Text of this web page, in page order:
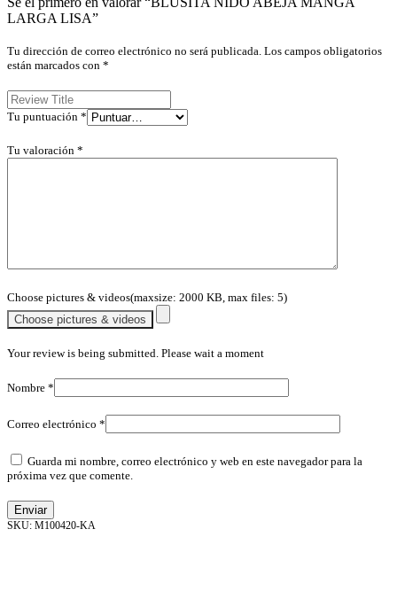
LARGA LISA”
Tu dirección de correo electrónico no será publicada. Los campos obligatorios
están marcados con *
Tu puntuación *
Tu valoración *
Choose pictures & videos(maxsize: 2000 KB, max files: 5)
Choose pictures & videos
Your review is being submitted. Please wait a moment
Nombre *
Correo electrónico *
Guarda mi nombre, correo electrónico y web en este navegador para la
próxima vez que comente.
M100420-KA